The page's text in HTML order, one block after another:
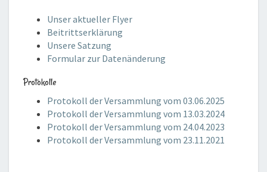
Unser aktueller Flyer
Beitrittserklärung
Unsere Satzung
Formular zur Datenänderung
Protokolle
Protokoll der Versammlung vom 03.06.2025
Protokoll der Versammlung vom 13.03.2024
Protokoll der Versammlung vom 24.04.2023
Protokoll der Versammlung vom 23.11.2021